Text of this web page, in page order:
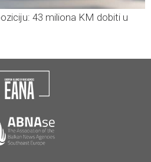
43 miliona KM dobiti u